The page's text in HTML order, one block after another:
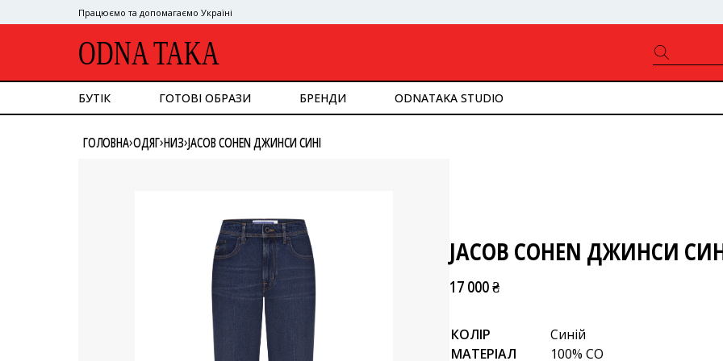
Працюємо та допомагаємо Україні
ODNA TAKA
БУТІК
ВЕРХНІЙ ОДЯГ
ГОТОВІ ОБРАЗИ БРЕНДИ ODNATAKA STUDIO
ГОЛОВНА›ОДЯГ›НИЗ›JACOB COHEN ДЖИНСИ СИНІ
JACOB COHEN ДЖИНСИ
17 000 ₴
КОЛІР
Синій
МАТЕРІАЛ
100% CO